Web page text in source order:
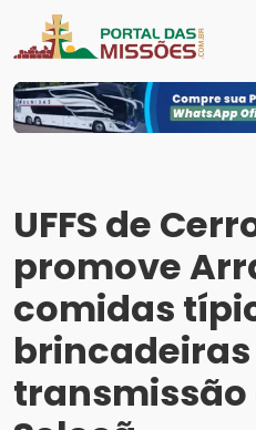
UFFS de
promove
comidas
brincadeiras
transmissão